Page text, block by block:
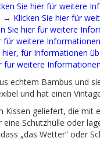
Sie hier für weitere
→ Klicken Sie hier für
Sie hier für weitere
für weitere
hier, für Informationen
für weitere
echtem Bambus und
und hat einen
geliefert, die
Schutzhülle oder
„das Wetter“ oder